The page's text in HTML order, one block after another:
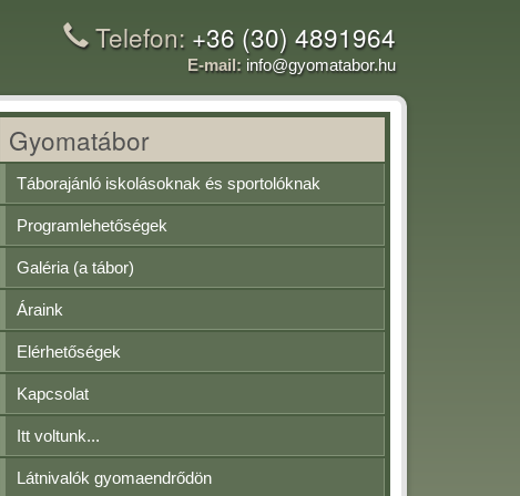
Telefon: +36 (30) 4891964
E-mail: info@gyomatabor.hu
Gyomatábor
Táborajánló iskolásoknak és sportolóknak
Programlehetőségek
Galéria (a tábor)
Áraink
Elérhetőségek
Kapcsolat
Itt voltunk...
Látnivalók gyomaendrődön